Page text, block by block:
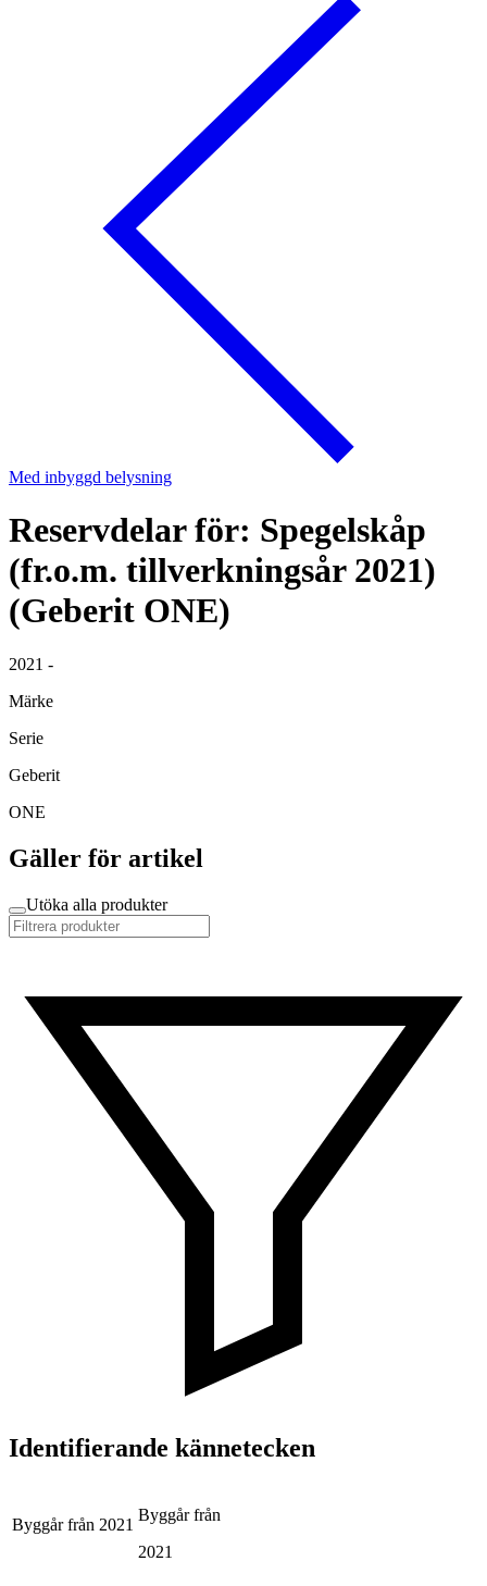
Med inbyggd belysning
Reservdelar för: Spegelskåp
(fr.o.m. tillverkningsår 2021)
(Geberit ONE)
2021 -
Märke
Serie
Geberit
ONE
Gäller för artikel
Utöka alla produkter
Identifierande kännetecken
Byggår från 2021
Byggår från
2021